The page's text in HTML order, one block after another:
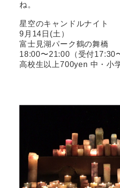
ね。
星空のキャンドルナイト
9月14日(土）
富士見湖パーク鶴の舞橋
18:00〜21:00（受付17:30
高校生以上700yen 中・小